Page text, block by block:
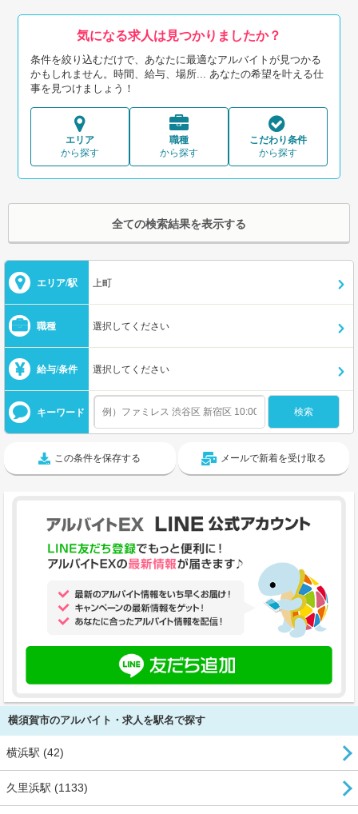
気になる求人は見つかりましたか？
条件を絞り込むだけで、あなたに最適なアルバイトが見つかる
かもしれません。時間、給与、場所... あなたの希望を叶える仕
事を見つけましょう！
エリア
から探す
職種
から探す
こだわり条件
から探す
全ての検索結果を表示する
エリア/駅 上町
職種 選択してください
給与/条件 選択してください
キーワード
この条件を保存する メールで新着を受け取る
横須賀市のアルバイト・求人を駅名で探す
横浜駅 (42)
久里浜駅 (1133)